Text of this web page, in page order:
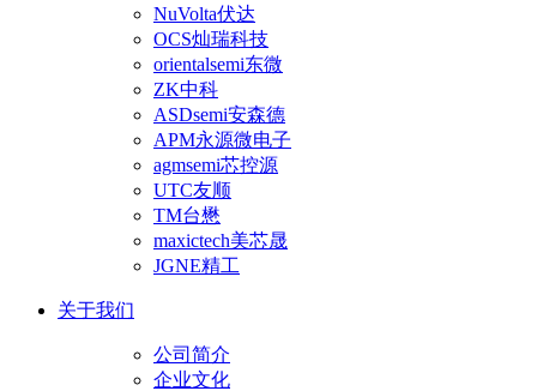
NuVolta伏达
OCS灿瑞科技
orientalsemi东微
ZK中科
ASDsemi安森德
APM永源微电子
agmsemi芯控源
UTC友顺
TM台懋
maxictech美芯晟
JGNE精工
关于我们
公司简介
企业文化